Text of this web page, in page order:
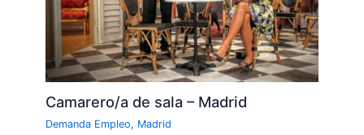
Camarero/a de sala – Madrid
Demanda Empleo, Madrid